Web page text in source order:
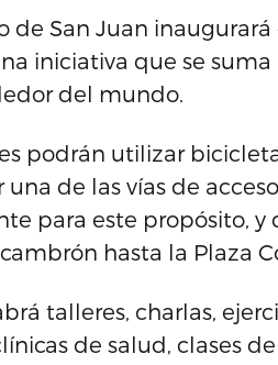
de San Juan
iniciativa que se
del mundo.
podrán utilizar
de las vías de
para este propósito, y
hasta la Plaza
talleres, charlas,
de salud, clases